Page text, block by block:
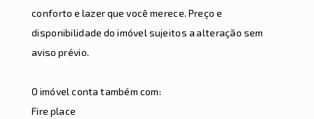
conforto e lazer que você merece. Preço e
disponibilidade do imóvel sujeitos a alteração sem
aviso prévio.
O imóvel conta também com:
Fire place